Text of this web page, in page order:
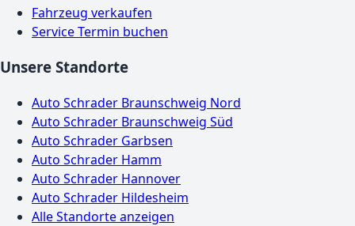
Fahrzeug verkaufen
Service Termin buchen
Unsere Standorte
Auto Schrader Braunschweig Nord
Auto Schrader Braunschweig Süd
Auto Schrader Garbsen
Auto Schrader Hamm
Auto Schrader Hannover
Auto Schrader Hildesheim
Alle Standorte anzeigen